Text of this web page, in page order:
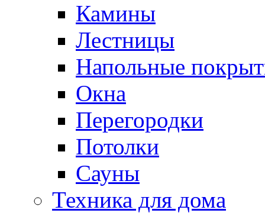
Камины
Лестницы
Напольные
Окна
Перегородки
Потолки
Сауны
Техника для дома